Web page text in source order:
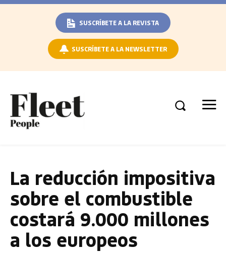
SUSCRÍBETE A LA REVISTA
SUSCRÍBETE A LA NEWSLETTER
La reducción impositiva
sobre el combustible
costará 9.000 millones
a los europeos